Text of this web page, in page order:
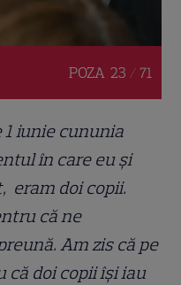
POZA 23 / 71
iunie cununia
în care eu și
eram doi copii.
că ne
Am zis că pe
că doi copii își iau